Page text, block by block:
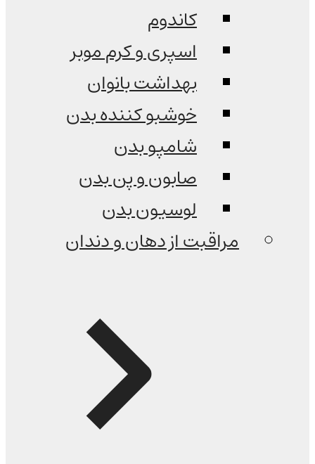
کاندوم
اسپری و کرم موبر
بهداشت بانوان
خوشبو کننده بدن
شامپو بدن
صابون و پن بدن
لوسیون بدن
مراقبت از دهان و دندان